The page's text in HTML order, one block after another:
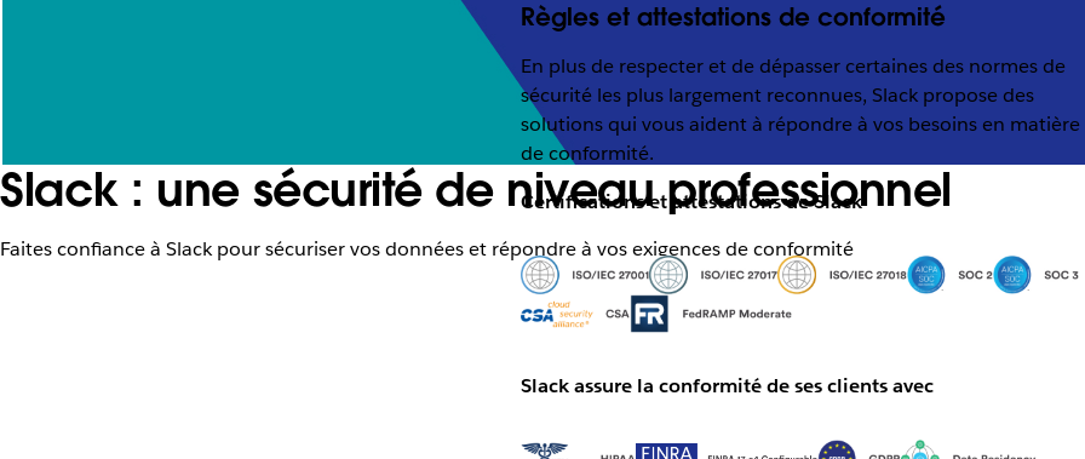
Slack : une sécurité de niveau professionnel
Faites confiance à Slack pour sécuriser vos données et répondre à vos exigences de conformité
Règles et attestations de conformité
En plus de respecter et de dépasser certaines des normes de
sécurité les plus largement reconnues, Slack propose des
solutions qui vous aident à répondre à vos besoins en matière
de conformité.
Certifications et attestations de Slack
Slack assure la conformité de ses clients avec